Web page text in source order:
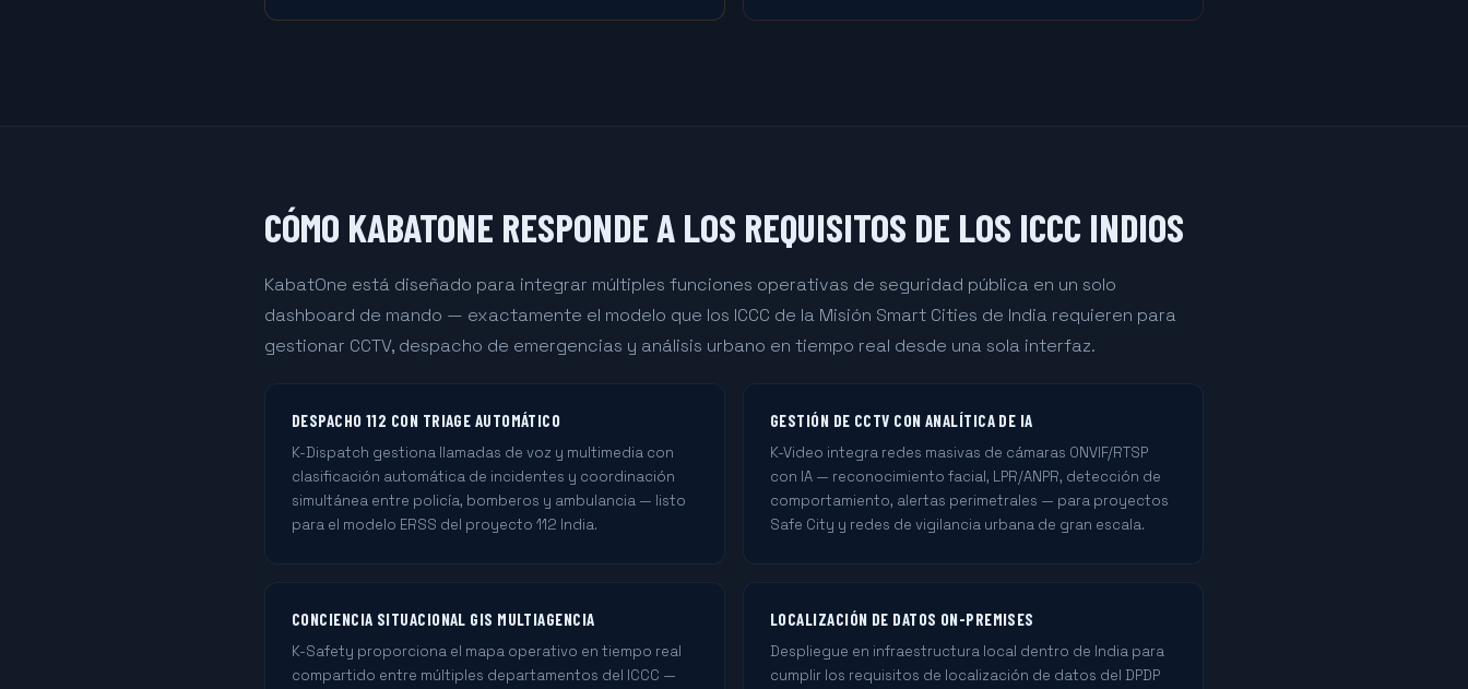
CÓMO KABATONE RESPONDE A LOS REQUISITOS DE LOS ICCC INDIOS
KabatOne está diseñado para integrar múltiples funciones operativas de seguridad pública en un solo
dashboard de mando — exactamente el modelo que los ICCC de la Misión Smart Cities de India requieren para
gestionar CCTV, despacho de emergencias y análisis urbano en tiempo real desde una sola interfaz.
DESPACHO 112 CON TRIAGE AUTOMÁTICO
K-Dispatch gestiona llamadas de voz y multimedia con
clasificación automática de incidentes y coordinación
simultánea entre policía, bomberos y ambulancia — listo
para el modelo ERSS del proyecto 112 India.
GESTIÓN DE CCTV CON ANALÍTICA DE IA
K-Video integra redes masivas de cámaras ONVIF/RTSP
con IA — reconocimiento facial, LPR/ANPR, detección de
comportamiento, alertas perimetrales — para proyectos
Safe City y redes de vigilancia urbana de gran escala.
CONCIENCIA SITUACIONAL GIS MULTIAGENCIA
K-Safety proporciona el mapa operativo en tiempo real
compartido entre múltiples departamentos del ICCC —
LOCALIZACIÓN DE DATOS ON-PREMISES
Despliegue en infraestructura local dentro de India para
cumplir los requisitos de localización de datos del DPDP